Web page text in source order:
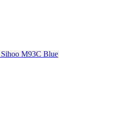
M93C Blue